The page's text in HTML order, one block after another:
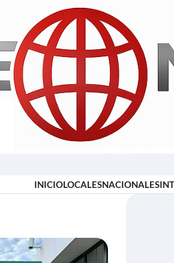
INICIOLOCALESNACIONALES